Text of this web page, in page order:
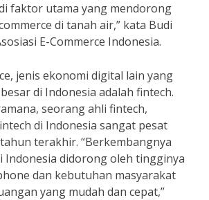
faktor utama yang mendorong
di tanah air,” kata Budi
E-Commerce Indonesia.
jenis ekonomi digital lain yang
di Indonesia adalah fintech.
seorang ahli fintech,
di Indonesia sangat pesat
terakhir. “Berkembangnya
Indonesia didorong oleh tingginya
dan kebutuhan masyarakat
yang mudah dan cepat,”